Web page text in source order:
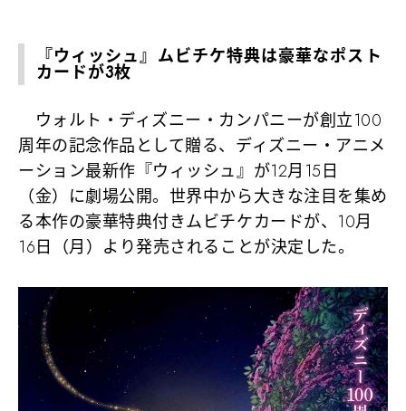
『ウィッシュ』ムビチケ特典は豪華なポスト
カードが3枚
ウォルト・ディズニー・カンパニーが創立100
周年の記念作品として贈る、ディズニー・アニメ
ーション最新作『ウィッシュ』が12月15日
（金）に劇場公開。世界中から大きな注目を集め
る本作の豪華特典付きムビチケカードが、10月
16日（月）より発売されることが決定した。